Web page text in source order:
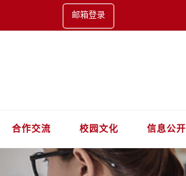
邮箱登录
合作交流 校园文化 信息公开